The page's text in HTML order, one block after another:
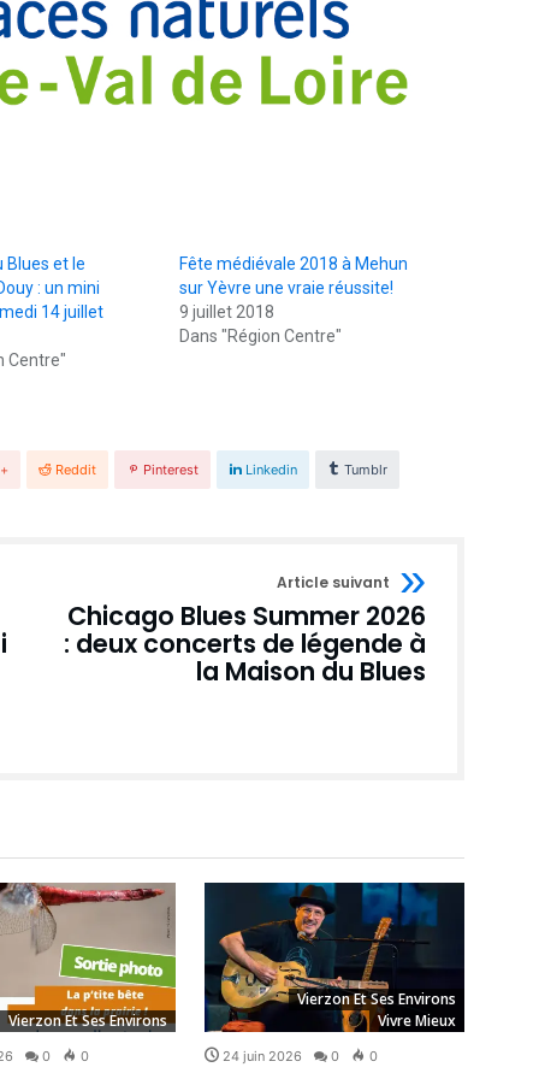
Blues et le
: un mini
14 juillet
Centre"
Fête médiévale 2018 à Mehun
sur Yèvre une vraie réussite!
9 juillet 2018
Dans "Région Centre"
Reddit Pinterest Linkedin Tumblr
Article suivant
Chicago Blues Summer 2026
: deux concerts de légende à
la Maison du Blues
Vierzon Et Ses Environs
0 0
Vierzon Et Ses Environs
Vivre Mieux
24 juin 2026 0 0